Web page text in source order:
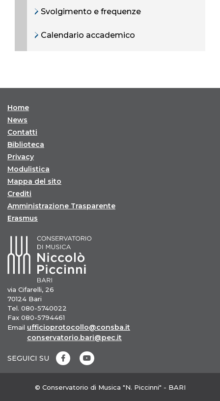
Svolgimento e frequenze
Calendario accademico
Home
News
Contatti
Biblioteca
Privacy
Modulistica
Mappa del sito
Crediti
Amministrazione Trasparente
Erasmus
via Cifarelli, 26
70124 Bari
Tel. 080-5740022
Fax 080-5794461
Email ufficioprotocollo@consba.it
conservatorio.bari@pec.it
SEGUICI SU
© Conservatorio di Musica "N. Piccinni" - BARI